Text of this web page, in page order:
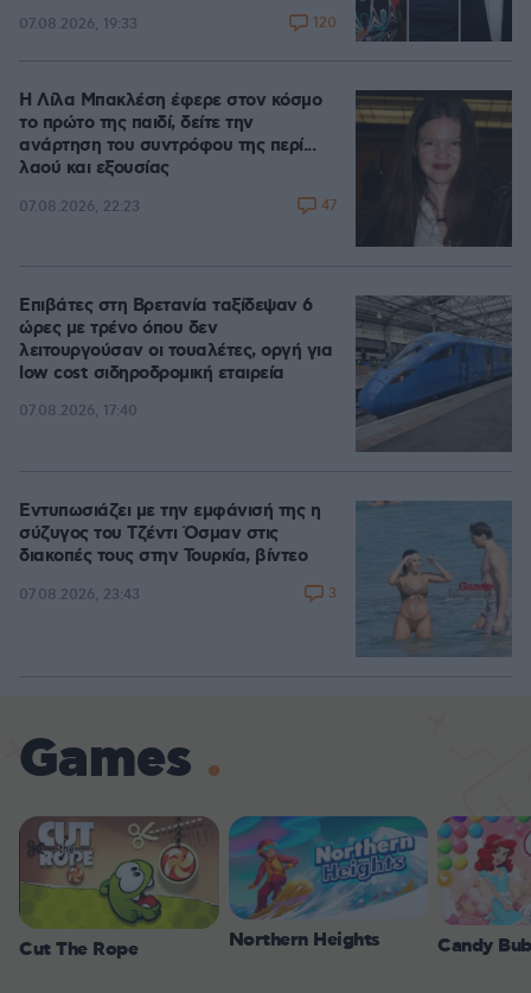
07.08.2026, 19:33 120
Η Λίλα Μπακλέση έφερε στον κόσμο
το πρώτο της παιδί, δείτε την
ανάρτηση του συντρόφου της περί...
λαού και εξουσίας
07.08.2026, 22:23 47
Επιβάτες στη Βρετανία ταξίδεψαν 6
ώρες με τρένο όπου δεν
λειτουργούσαν οι τουαλέτες, οργή για
low cost σιδηροδρομική εταιρεία
07.08.2026, 17:40
Εντυπωσιάζει με την εμφάνισή της η
σύζυγος του Τζέντι Όσμαν στις
διακοπές τους στην Τουρκία, βίντεο
07.08.2026, 23:43 3
Games
Cut The Rope Northern Heights Candy